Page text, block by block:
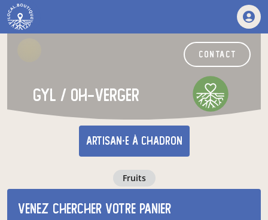
contact
GYL / OH-VERGER
artisan·e à Chadron
fruits
Venez chercher votre panier